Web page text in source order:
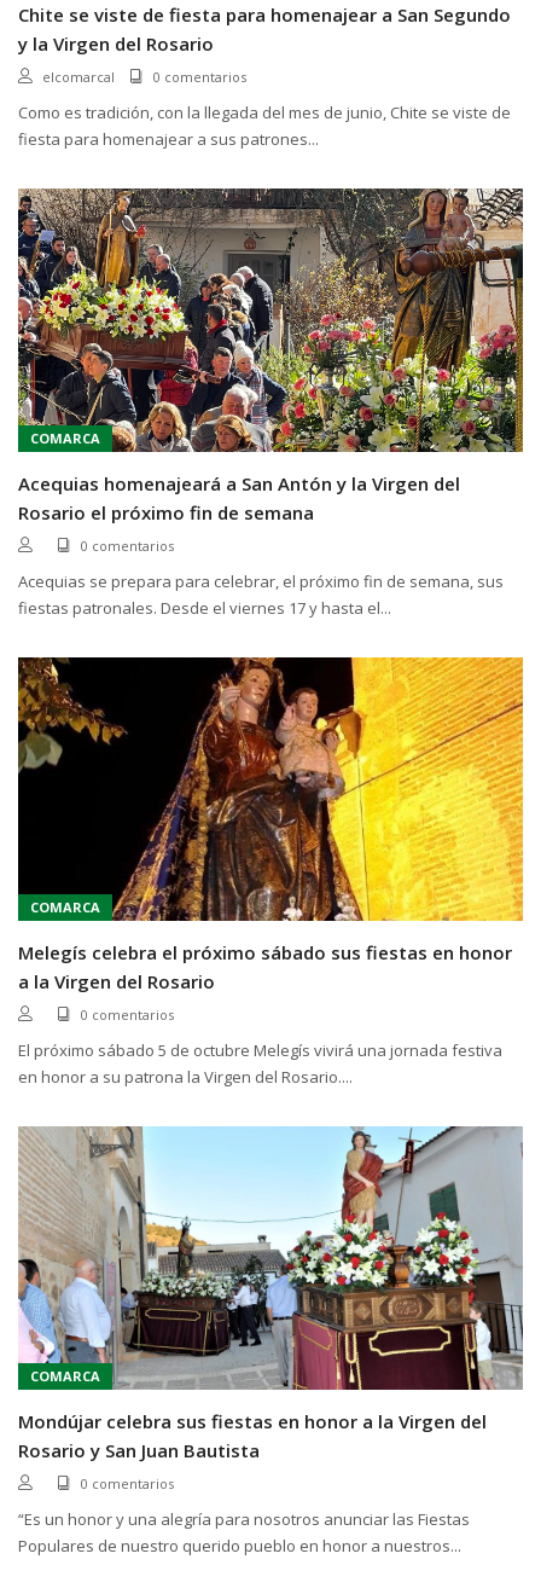
Chite se viste de fiesta para homenajear a San Segundo
y la Virgen del Rosario
elcomarcal 0 comentarios
Como es tradición, con la llegada del mes de junio, Chite se viste de
fiesta para homenajear a sus patrones...
COMARCA
Acequias homenajeará a San Antón y la Virgen del
Rosario el próximo fin de semana
0 comentarios
Acequias se prepara para celebrar, el próximo fin de semana, sus
fiestas patronales. Desde el viernes 17 y hasta el...
COMARCA
Melegís celebra el próximo sábado sus fiestas en honor
a la Virgen del Rosario
0 comentarios
El próximo sábado 5 de octubre Melegís vivirá una jornada festiva
en honor a su patrona la Virgen del Rosario....
COMARCA
Mondújar celebra sus fiestas en honor a la Virgen del
Rosario y San Juan Bautista
0 comentarios
“Es un honor y una alegría para nosotros anunciar las Fiestas
Populares de nuestro querido pueblo en honor a nuestros...